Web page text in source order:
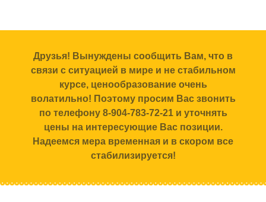
Друзья! Вынуждены сообщить Вам, что в
связи с ситуацией в мире и не стабильном
курсе, ценообразование очень
волатильно! Поэтому просим Вас звонить
по телефону 8-904-783-72-21 и уточнять
цены на интересующие Вас позиции.
Надеемся мера временная и в скором все
стабилизируется!